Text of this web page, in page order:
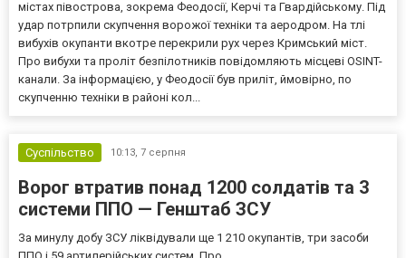
містах півострова, зокрема Феодосії, Керчі та Гвардійському. Під
удар потрпили скупчення ворожої техніки та аеродром. На тлі
вибухів окупанти вкотре перекрили рух через Кримський міст.
Про вибухи та проліт безпілотників повідомляють місцеві OSINT-
канали. За інформацією, у Феодосії був приліт, ймовірно, по
скупченню техніки в районі кол...
Суспільство 10:13, 7 серпня
Ворог втратив понад 1200 солдатів та 3
системи ППО — Генштаб ЗСУ
За минулу добу ЗСУ ліквідували ще 1 210 окупантів, три засоби